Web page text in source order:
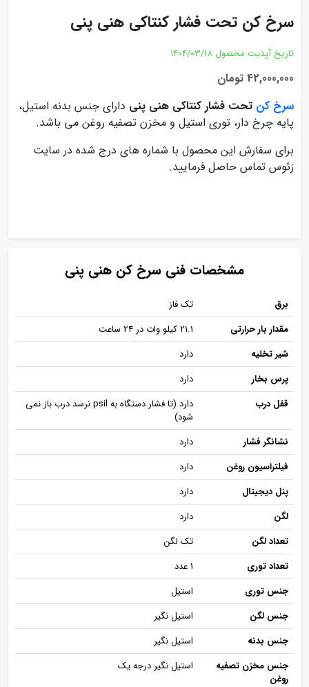
سرخ کن تحت فشار کنتاکی هنی پنی
تاریخ آپدیت محصول 1404/03/18
42,000,000 تومان
سرخ کن تحت فشار کنتاکی هنی پنی دارای جنس بدنه استیل،
پایه چرخ دار، توری استیل و مخزن تصفیه روغن می باشد.
برای سفارش این محصول با شماره های درج شده در سایت
زئوس تماس حاصل فرمایید.
مشخصات فنی سرخ کن هنی پنی
برق
تک فاز
مقدار بار حرارتی
21.1 کیلو وات در 24 ساعت
شیر تخلیه
دارد
پرس بخار
دارد
قفل درب
دارد (تا فشار دستگاه به psil نرسد درب باز نمی
شود)
نشانگر فشار
دارد
فیلتراسیون روغن
دارد
پنل دیجیتال
دارد
لگن
دارد
تعداد لگن
تک لگن
تعداد توری
1 عدد
جنس توری
استیل
جنس لگن
استیل نگیر
جنس بدنه
استیل نگیر
جنس مخزن تصفیه
روغن
استیل نگیر درجه یک